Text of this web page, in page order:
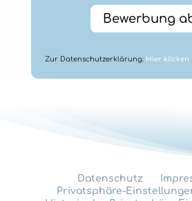
Bewerbung
Zur Datenschutzerklärung: Hier klicken
Datenschutz
Privatsphäre-